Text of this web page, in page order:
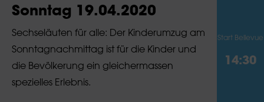
Sonntag 19.04.2020
Sechseläuten für alle: Der Kinderumzug am
Sonntagnachmittag ist für die Kinder und
die Bevölkerung ein gleichermassen
spezielles Erlebnis.
Start Bellevue
14:30